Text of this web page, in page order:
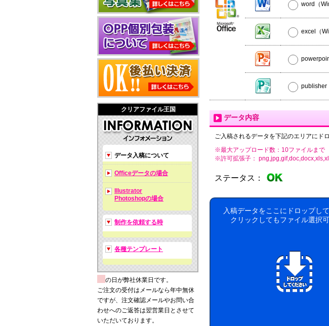
クリアファイル王国
データ入稿について
Officeデータの場合
Illustrator
Photoshopの場合
制作を依頼する時
各種テンプレート
の日が弊社休業日です。
ご注文の受付はメールなら年中無休
ですが、注文確認メールやお問い合
わせへのご返答は翌営業日とさせて
いただいております。
word（
excel（
publisher
データ内容
ご入稿されるデータを下記のエリアにド
※最大アップロード数：10ファイルま
※許可拡張子：
ステータス：
入稿データをここにドロップして
クリックしてもファイル選択可